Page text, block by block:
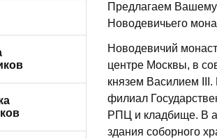
Предлагаем Вашему
Новодевичьего
Новодевичий
центре Москвы, в
князем Василием III.
филиал
РПЦ и кладбище. В
здания соборного
(от 3 до 4
автобусы
и